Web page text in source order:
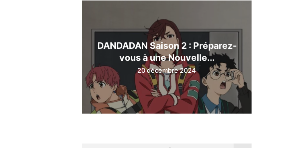
DANDADAN Saison 2 : Préparez-
vous à une Nouvelle...
20 décembre 2024